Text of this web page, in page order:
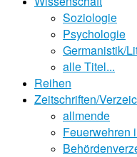
Soziologie
Psychologie
Germanistik/
alle Titel...
Reihen
Zeitschriften/
allmende
Feuerwehren